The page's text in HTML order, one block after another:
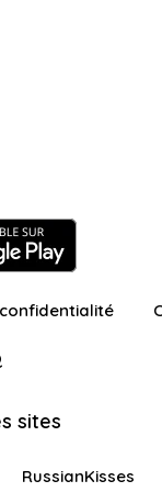
sites
RussianKisses